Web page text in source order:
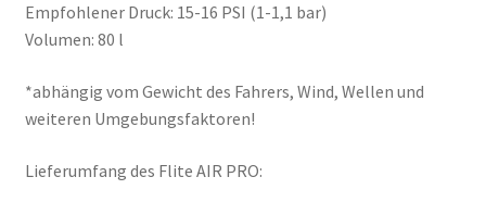
Empfohlener Druck: 15-16 PSI (1-1,1 bar)
Volumen: 80 l
*abhängig vom Gewicht des Fahrers, Wind, Wellen und
weiteren Umgebungsfaktoren!
Lieferumfang des Flite AIR PRO: